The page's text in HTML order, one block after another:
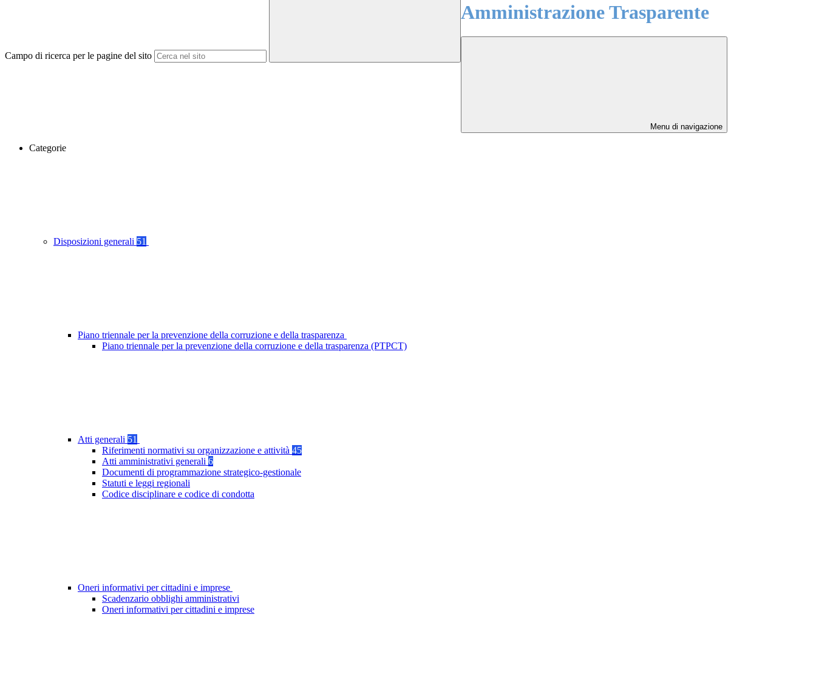
Campo di ricerca per le pagine del sito
Amministrazione Trasparente
Menu di navigazione
Categorie
Disposizioni generali 51
Piano triennale per la prevenzione della corruzione e della trasparenza
Piano triennale per la prevenzione della corruzione e della trasparenza (PTPCT)
Atti generali 51
Riferimenti normativi su organizzazione e attività 45
Atti amministrativi generali 6
Documenti di programmazione strategico-gestionale
Statuti e leggi regionali
Codice disciplinare e codice di condotta
Oneri informativi per cittadini e imprese
Scadenzario obblighi amministrativi
Oneri informativi per cittadini e imprese